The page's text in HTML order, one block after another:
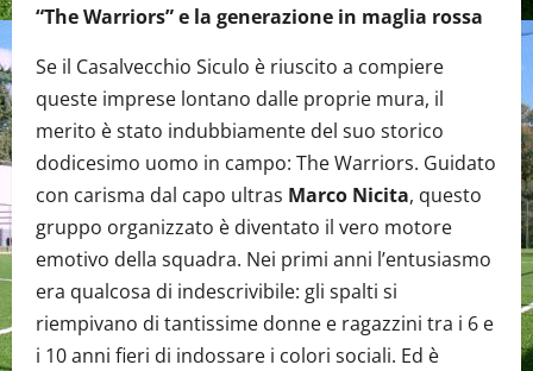
“The Warriors” e la generazione in maglia rossa
Se il Casalvecchio Siculo è riuscito a compiere
queste imprese lontano dalle proprie mura, il
merito è stato indubbiamente del suo storico
dodicesimo uomo in campo: The Warriors. Guidato
con carisma dal capo ultras Marco Nicita, questo
gruppo organizzato è diventato il vero motore
emotivo della squadra. Nei primi anni l’entusiasmo
era qualcosa di indescrivibile: gli spalti si
riempivano di tantissime donne e ragazzini tra i 6 e
i 10 anni fieri di indossare i colori sociali. Ed è